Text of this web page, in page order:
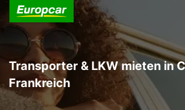
Transporter & LKW mieten in
Frankreich